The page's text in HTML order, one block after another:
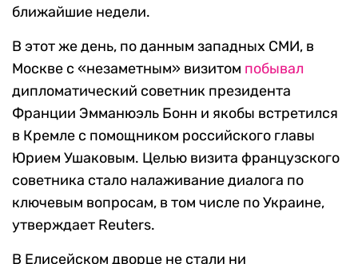
ближайшие недели.
В этот же день, по данным западных СМИ, в
Москве с «незаметным» визитом побывал
дипломатический советник президента
Франции Эмманюэль Бонн и якобы встретился
в Кремле с помощником российского главы
Юрием Ушаковым. Целью визита французского
советника стало налаживание диалога по
ключевым вопросам, в том числе по Украине,
утверждает Reuters.
В Елисейском дворце не стали ни